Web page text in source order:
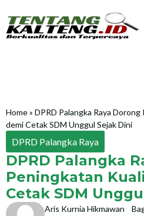
Home» DPRD Palangka Raya
demi Cetak SDM Unggul Sejak Dini
DPRD Palangka Raya
DPRD Palangka
Peningkatan
Cetak SDM
Aris Kurnia Hikmawan